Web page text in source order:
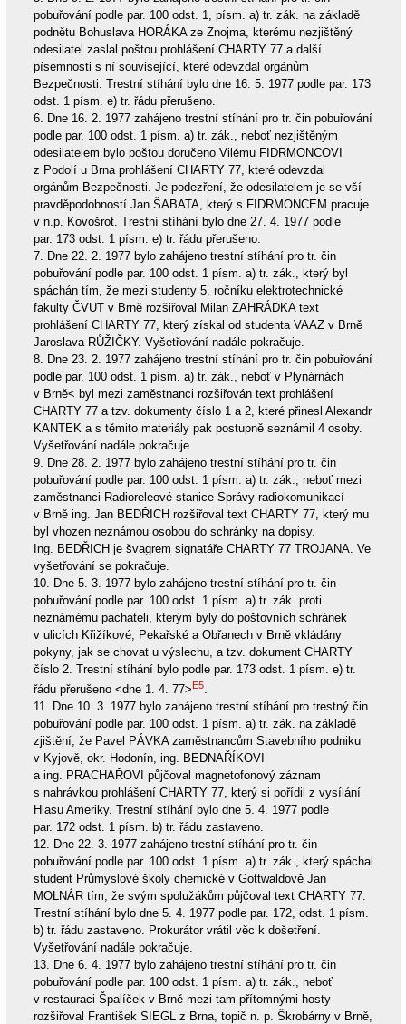
pobuřování podle par. 100 odst. 1, písm. a) tr. zák. na základě
podnětu Bohuslava HORÁKA ze Znojma, kterému nezjištěný
odesilatel zaslal poštou prohlášení CHARTY 77 a další
písemnosti s ní související, které odevzdal orgánům
Bezpečnosti. Trestní stíhání bylo dne 16. 5. 1977 podle par. 173
odst. 1 písm. e) tr. řádu přerušeno.
6. Dne 16. 2. 1977 zahájeno trestní stíhání pro tr. čin pobuřování
podle par. 100 odst. 1 písm. a) tr. zák., neboť nezjištěným
odesilatelem bylo poštou doručeno Vilému FIDRMONCOVI
z Podolí u Brna prohlášení CHARTY 77, které odevzdal
orgánům Bezpečnosti. Je podezření, že odesilatelem je se vší
pravděpodobností Jan ŠABATA, který s FIDRMONCEM pracuje
v n.p. Kovošrot. Trestní stíhání bylo dne 27. 4. 1977 podle
par. 173 odst. 1 písm. e) tr. řádu přerušeno.
7. Dne 22. 2. 1977 bylo zahájeno trestní stíhání pro tr. čin
pobuřování podle par. 100 odst. 1 písm. a) tr. zák., který byl
spáchán tím, že mezi studenty 5. ročníku elektrotechnické
fakulty ČVUT v Brně rozšiřoval Milan ZAHRÁDKA text
prohlášení CHARTY 77, který získal od studenta VAAZ v Brně
Jaroslava RŮŽIČKY. Vyšetřování nadále pokračuje.
8. Dne 23. 2. 1977 zahájeno trestní stíhání pro tr. čin pobuřování
podle par. 100 odst. 1 písm. a) tr. zák., neboť v Plynárnách
v Brně< byl mezi zaměstnanci rozšiřován text prohlášení
CHARTY 77 a tzv. dokumenty číslo 1 a 2, které přinesl Alexandr
KANTEK a s těmito materiály pak postupně seznámil 4 osoby.
Vyšetřování nadále pokračuje.
9. Dne 28. 2. 1977 bylo zahájeno trestní stíhání pro tr. čin
pobuřování podle par. 100 odst. 1 písm. a) tr. zák., neboť mezi
zaměstnanci Radioreleové stanice Správy radiokomunikací
v Brně ing. Jan BEDŘICH rozšiřoval text CHARTY 77, který mu
byl vhozen neznámou osobou do schránky na dopisy.
Ing. BEDŘICH je švagrem signatáře CHARTY 77 TROJANA. Ve
vyšetřování se pokračuje.
10. Dne 5. 3. 1977 bylo zahájeno trestní stíhání pro tr. čin
pobuřování podle par. 100 odst. 1 písm. a) tr. zák. proti
neznámému pachateli, kterým byly do poštovních schránek
v ulicích Křižíkové, Pekařské a Obřanech v Brně vkládány
pokyny, jak se chovat u výslechu, a tzv. dokument CHARTY
číslo 2. Trestní stíhání bylo podle par. 173 odst. 1 písm. e) tr.
řádu přerušeno <dne 1. 4. 77>E5.
11. Dne 10. 3. 1977 bylo zahájeno trestní stíhání pro trestný čin
pobuřování podle par. 100 odst. 1 písm. a) tr. zák. na základě
zjištění, že Pavel PÁVKA zaměstnancům Stavebního podniku
v Kyjově, okr. Hodonín, ing. BEDNAŘÍKOVI
a ing. PRACHAŘOVI půjčoval magnetofonový záznam
s nahrávkou prohlášení CHARTY 77, který si pořídil z vysílání
Hlasu Ameriky. Trestní stíhání bylo dne 5. 4. 1977 podle
par. 172 odst. 1 písm. b) tr. řádu zastaveno.
12. Dne 22. 3. 1977 zahájeno trestní stíhání pro tr. čin
pobuřování podle par. 100 odst. 1 písm. a) tr. zák., který spáchal
student Průmyslové školy chemické v Gottwaldově Jan
MOLNÁR tím, že svým spolužákům půjčoval text CHARTY 77.
Trestní stíhání bylo dne 5. 4. 1977 podle par. 172, odst. 1 písm.
b) tr. řádu zastaveno. Prokurátor vrátil věc k došetření.
Vyšetřování nadále pokračuje.
13. Dne 6. 4. 1977 bylo zahájeno trestní stíhání pro tr. čin
pobuřování podle par. 100 odst. 1 písm. a) tr. zák., neboť
v restauraci Špalíček v Brně mezi tam přítomnými hosty
rozšiřoval František SIEGL z Brna, topič n. p. Škrobárny v Brně,